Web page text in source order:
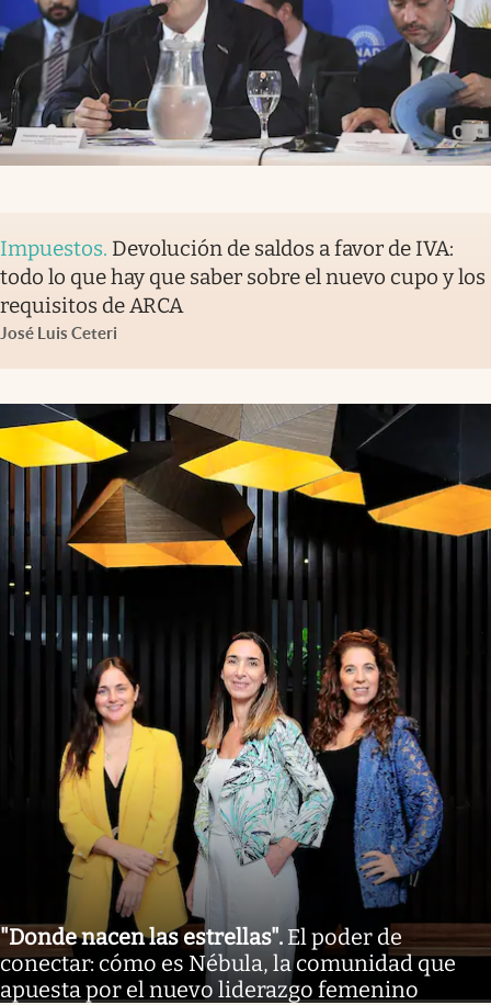
Impuestos. Devolución de saldos a favor de IVA:
todo lo que hay que saber sobre el nuevo cupo y los
requisitos de ARCA
José Luis Ceteri
"Donde nacen las estrellas". El poder de
conectar: cómo es Nébula, la comunidad que
apuesta por el nuevo liderazgo femenino